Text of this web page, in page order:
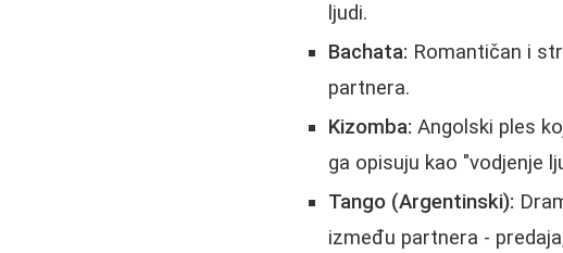
ljudi.
Bachata: Romantičan i
partnera.
Kizomba: Angolski ples
ga opisuju kao "vodjenje
Tango (Argentinski):
između partnera -